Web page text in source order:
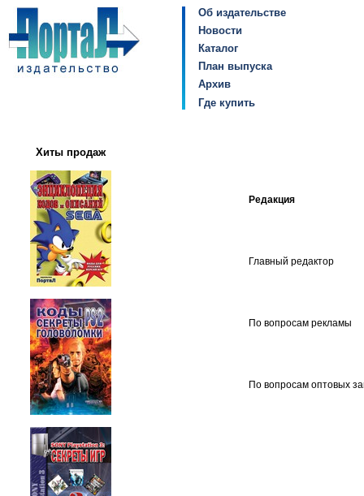
Об издательстве
Новости
Каталог
План выпуска
Архив
Где купить
Хиты продаж
Редакция
Главный редактор
По вопросам рекламы
По вопросам оптовых